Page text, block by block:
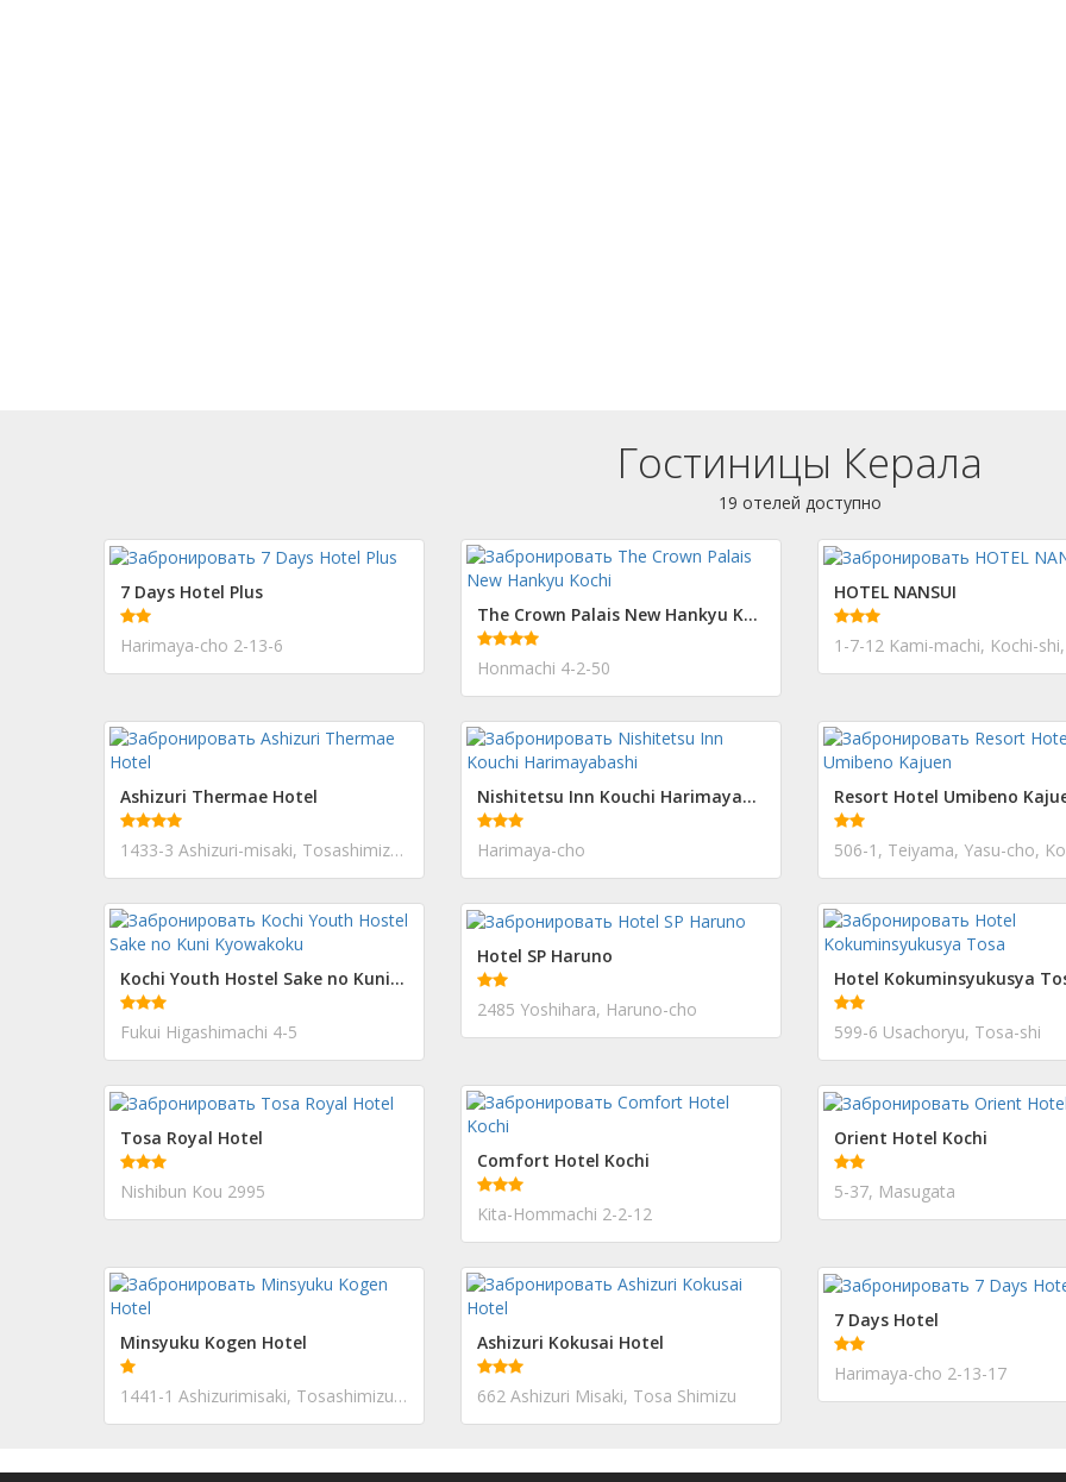
Гостиницы Керала
19 отелей доступно
7 Days Hotel Plus
Harimaya-cho 2-13-6
The Crown Palais New Hankyu Kochi
Honmachi 4-2-50
HOTEL NANSUI
1-7-12 Kami-machi, Kochi-
Ashizuri Thermae Hotel
1433-3 Ashizuri-misaki, Tosashimizu-city
Nishitetsu Inn Kouchi Harimayabashi
Harimaya-cho
Resort Hotel Umibeno
Kochi Youth Hostel Sake no Kuni Kyowakoku
Fukui Higashimachi 4-5
Hotel SP Haruno
2485 Yoshihara, Haruno-cho
Hotel Kokuminsyukusya
599-6 Usachoryu, Tosa-shi
Tosa Royal Hotel
Nishibun Kou 2995
Comfort Hotel Kochi
Kita-Hommachi 2-2-12
Orient Hotel Kochi
5-37, Masugata
Minsyuku Kogen Hotel
1441-1 Ashizurimisaki, Tosashimizu-shi
Ashizuri Kokusai Hotel
662 Ashizuri Misaki, Tosa Shimizu
7 Days Hotel
Harimaya-cho 2-13-17